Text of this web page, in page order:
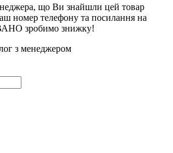
що Ви знайшли цей товар
номер телефону та посилання на
зробимо знижку!
з менеджером